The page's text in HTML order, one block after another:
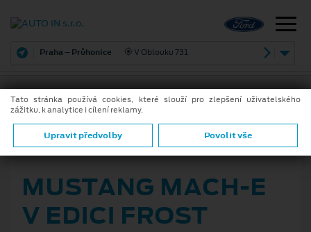
Praha – Průhonice V Oblouku 731
24. 8. 2021
MUSTANG MACH-E
V EDICI FROST
Tato stránka používá cookies, které slouží pro zlepšení uživatelského
zážitku, k analytice i cílení reklamy.
Upravit předvolby Povolit vše